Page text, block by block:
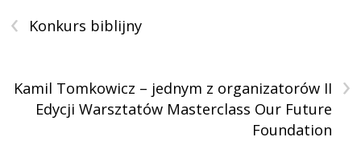
‹ Konkurs biblijny
›
Kamil Tomkowicz – jednym z organizatorów II
Edycji Warsztatów Masterclass Our Future
Foundation